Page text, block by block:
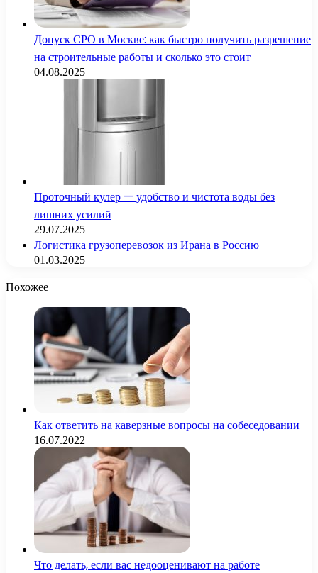
Допуск СРО в Москве: как быстро получить разрешение
на строительные работы и сколько это стоит
04.08.2025
Проточный кулер — удобство и чистота воды без
лишних усилий
29.07.2025
Логистика грузоперевозок из Ирана в Россию
01.03.2025
Похожее
Как ответить на каверзные вопросы на собеседовании
16.07.2022
Что делать, если вас недооценивают на работе